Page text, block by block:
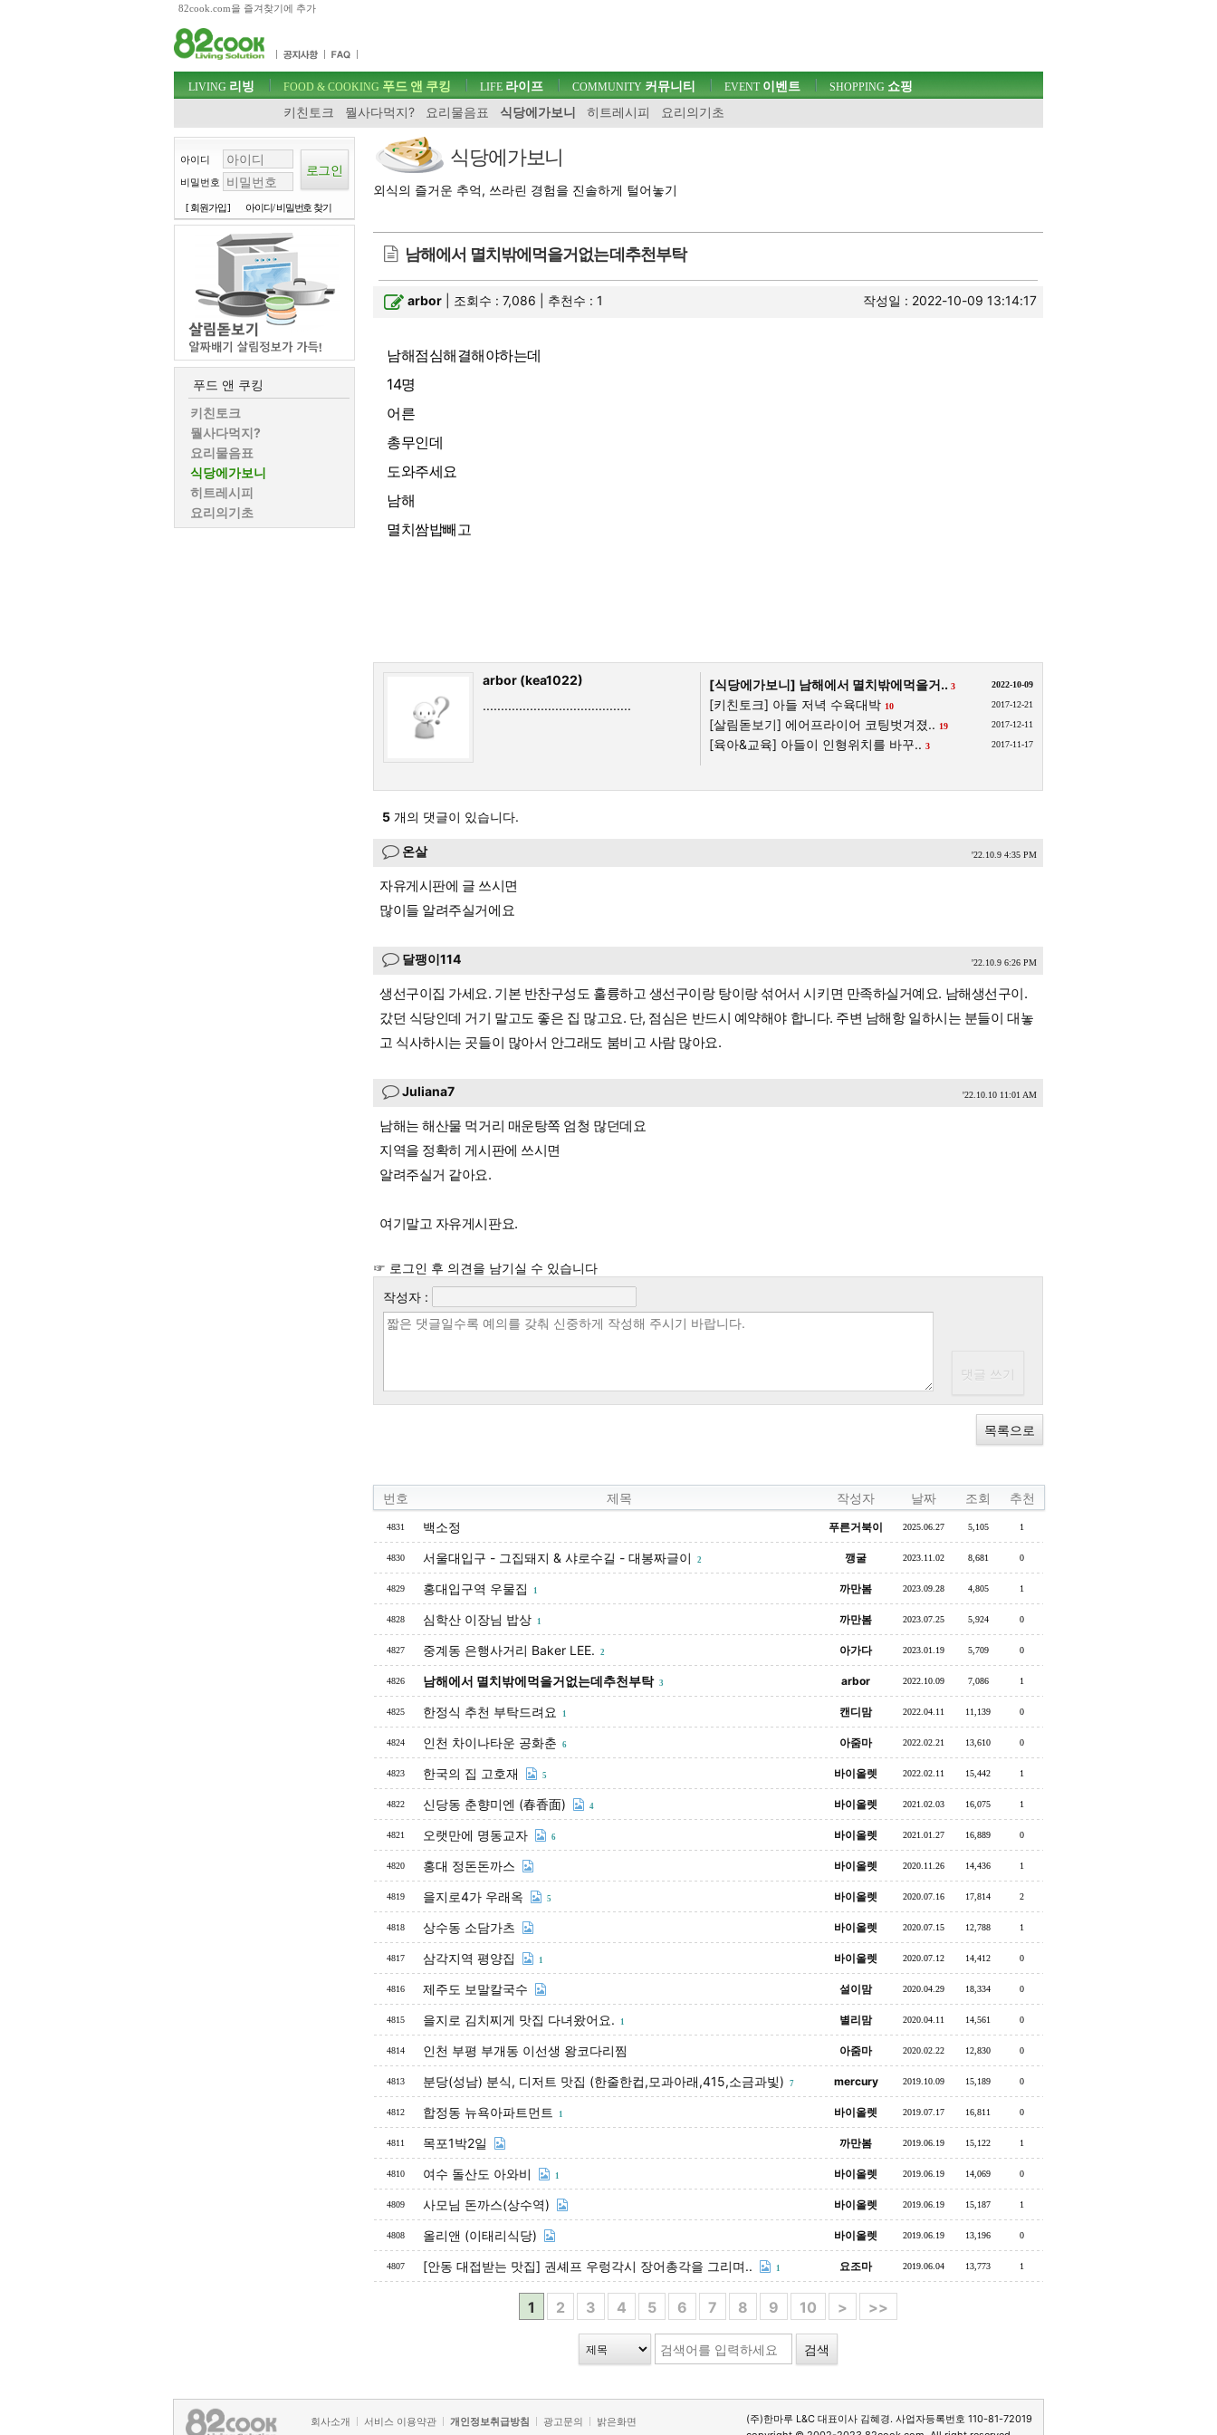
82cook.com을 즐겨찾기에 추가
주메뉴 바로가기
컨텐츠 바로가기
검색 바로가기
로그인 바로가기
주메뉴
LIVING 리빙 FOOD & COOKING 푸드 앤 쿠킹
키친토크
뭘사다먹지? 요리물음표 식당에가보니 히트레시피 요리의기초
LIFE 라이프 COMMUNITY 커뮤니티 EVENT이벤트 SHOPPING 쇼핑
아이디
비밀번호
[ 회원가입 ] 아이디/ 비밀번호 찾기
푸드 앤 쿠킹
키친토크
뭘사다먹지?
요리물음표
식당에가보니
히트레시피
요리의기초
식당에가보니
외식의 즐거운 추억, 쓰라린 경험을 진솔하게 털어놓기
남해에서 멸치밖에먹을거없는데추천부탁
arbor | 조회수 : 7,086 | 추천수 :1 작성일 : 2022-10-09 13:14:17
남해점심해결해야하는데
14명
어른
총무인데
도와주세요
남해
멸치쌈밥빼고
arbor (kea1022)
.........................................
[식당에가보니] 남해에서 멸치밖에먹을거.. 3 2022-10-09
[키친토크] 아들 저녁 수육대박 10 2017-12-21
[살림돋보기] 에어프라이어 코팅벗겨졌.. 19 2017-12-11
[육아&교육] 아들이 인형위치를 바꾸.. 3 2017-11-17
5 개의 댓글이 있습니다.
온살 '22.10.9 4:35 PM
자유게시판에 글 쓰시면
많이들 알려주실거에요
달팽이114 '22.10.9 6:26 PM
생선구이집 가세요. 기본 반찬구성도 훌륭하고 생선구이랑 탕이랑 섞어서 시키면 만족하실거예요. 남해생선구이.
갔던 식당인데 거기 말고도 좋은 집 많고요. 단, 점심은 반드시 예약해야 합니다. 주변 남해항 일하시는 분들이 대놓
고 식사하시는 곳들이 많아서 안그래도 붐비고 사람 많아요.
Juliana7 '22.10.10 11:01 AM
남해는 해산물 먹거리 매운탕쪽 엄청 많던데요
지역을 정확히 게시판에 쓰시면
알려주실거 같아요.
여기말고 자유게시판요.
☞ 로그인 후 의견을 남기실 수 있습니다
작성자 :
목록으로
번호 제목 작성자 날짜 조회 추천
4831 백소정 푸른거북이 2025.06.27 5,105 1
4830 서울대입구 - 그집돼지 & 샤로수길 - 대봉짜글이 2 깽굴 2023.11.02 8,681 0
4829 홍대입구역 우물집 1 까만봄 2023.09.28 4,805 1
4828 심학산 이장님 밥상 1 까만봄 2023.07.25 5,924 0
4827 중계동 은행사거리 Baker LEE. 2 아가다 2023.01.19 5,709 0
4826 남해에서 멸치밖에먹을거없는데추천부탁 3 arbor 2022.10.09 7,086 1
4825 한정식 추천 부탁드려요 1 캔디맘 2022.04.11 11,139 0
4824 인천 차이나타운 공화춘 6 아줌마 2022.02.21 13,610 0
4823 한국의 집 고호재 5 바이올렛 2022.02.11 15,442 1
4822 신당동 춘향미엔 (春香面) 4 바이올렛 2021.02.03 16,075 1
4821 오랫만에 명동교자 6 바이올렛 2021.01.27 16,889 0
4820 홍대 정돈돈까스 바이올렛 2020.11.26 14,436 1
4819 을지로4가 우래옥 5 바이올렛 2020.07.16 17,814 2
4818 상수동 소담가츠 바이올렛 2020.07.15 12,788 1
4817 삼각지역 평양집 1 바이올렛 2020.07.12 14,412 0
4816 제주도 보말칼국수 설이맘 2020.04.29 18,334 0
4815 을지로 김치찌게 맛집 다녀왔어요. 1 별리맘 2020.04.11 14,561 0
4814 인천 부평 부개동 이선생 왕코다리찜 아줌마 2020.02.22 12,830 0
4813 분당(성남) 분식, 디저트 맛집 (한줄한컵,모과아래,415,소금과빛) 7 mercury 2019.10.09 15,189 0
4812 합정동 뉴욕아파트먼트 1 바이올렛 2019.07.17 16,811 0
4811 목포1박2일 까만봄 2019.06.19 15,122 1
4810 여수 돌산도 아와비 1 바이올렛 2019.06.19 14,069 0
4809 사모님 돈까스(상수역) 바이올렛 2019.06.19 15,187 1
4808 올리앤 (이태리식당) 바이올렛 2019.06.19 13,196 0
4807 [안동 대접받는 맛집] 권셰프 우렁각시 장어총각을 그리며.. 1 요조마 2019.06.04 13,773 1
1 2 3 4 5 6 7 8 9 10 > >>
정책 및 방침
회사소개 서비스 이용약관 개인정보취급방침 광고문의 밝은화면
(주)한마루 L&C 대표이사 김혜경. 사업자등록번호 110-81-72019